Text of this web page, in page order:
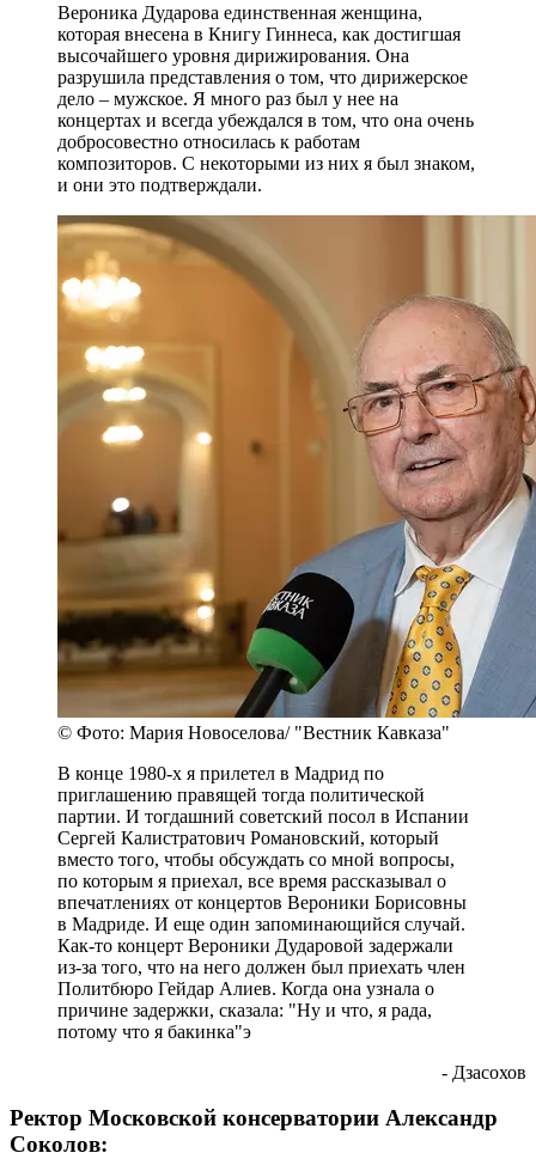
Вероника Дударова единственная женщина,
которая внесена в Книгу Гиннеса, как достигшая
высочайшего уровня дирижирования. Она
разрушила представления о том, что дирижерское
дело – мужское. Я много раз был у нее на
концертах и всегда убеждался в том, что она очень
добросовестно относилась к работам
композиторов. С некоторыми из них я был знаком,
и они это подтверждали.
© Фото: Мария Новоселова/ "Вестник Кавказа"
В конце 1980-х я прилетел в Мадрид по
приглашению правящей тогда политической
партии. И тогдашний советский посол в Испании
Сергей Калистратович Романовский, который
вместо того, чтобы обсуждать со мной вопросы,
по которым я приехал, все время рассказывал о
впечатлениях от концертов Вероники Борисовны
в Мадриде. И еще один запоминающийся случай.
Как-то концерт Вероники Дударовой задержали
из-за того, что на него должен был приехать член
Политбюро Гейдар Алиев. Когда она узнала о
причине задержки, сказала: "Ну и что, я рада,
потому что я бакинка"э
- Дзасохов
Ректор Московской консерватории Александр
Соколов: